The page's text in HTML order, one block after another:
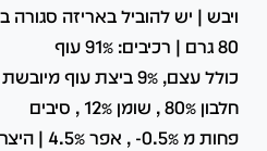
ויבש | יש להוביל באריזה סגורה
80 גרם | רכיבים: 91% עוף
חלבון 80% , שומן 12% , סיבים
פחות מ